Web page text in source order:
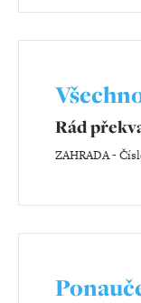
Rád
ZAHRADA-